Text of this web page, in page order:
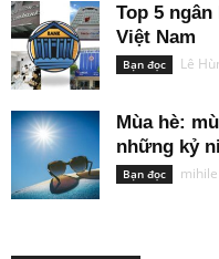
Top 5
Việt Nam
Bạn đọc Lê
Mùa hè:
những kỷ
Bạn đọc mihile